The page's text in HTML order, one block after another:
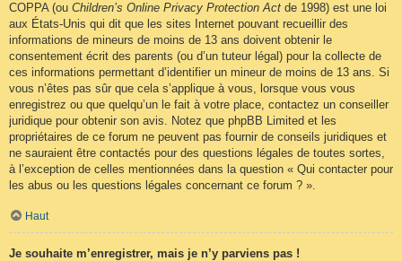
COPPA (ou Children’s Online Privacy Protection Act de 1998) est une loi
aux États-Unis qui dit que les sites Internet pouvant recueillir des
informations de mineurs de moins de 13 ans doivent obtenir le
consentement écrit des parents (ou d’un tuteur légal) pour la collecte de
ces informations permettant d’identifier un mineur de moins de 13 ans. Si
vous n’êtes pas sûr que cela s’applique à vous, lorsque vous vous
enregistrez ou que quelqu’un le fait à votre place, contactez un conseiller
juridique pour obtenir son avis. Notez que phpBB Limited et les
propriétaires de ce forum ne peuvent pas fournir de conseils juridiques et
ne sauraient être contactés pour des questions légales de toutes sortes,
à l’exception de celles mentionnées dans la question « Qui contacter pour
les abus ou les questions légales concernant ce forum ? ».
Haut
Je souhaite m’enregistrer, mais je n’y parviens pas !